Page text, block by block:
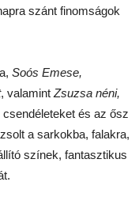
szánt finomságok
Soós Emese,
, valamint Zsuzsa néni,
és az ősz
a sarkokba, falakra,
színek, fantasztikus